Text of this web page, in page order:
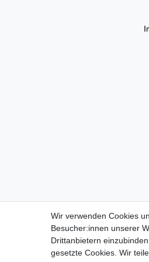
Wir verwenden Cookies
Besucher:innen unserer
Drittanbietern
gesetzte Cookies. Wir